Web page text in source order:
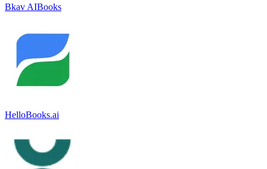
Bkav AIBooks
HelloBooks.ai